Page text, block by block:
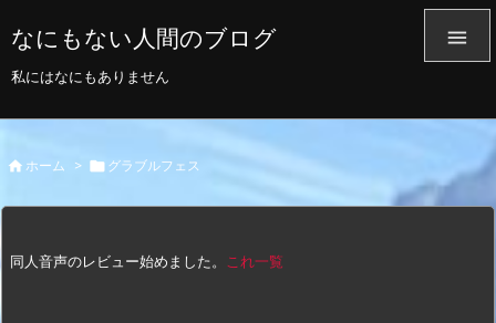
なにもない人間のブログ
私にはなにもありません

 ホーム > グラブルフェス
同人音声のレビュー始めました。 これ一覧